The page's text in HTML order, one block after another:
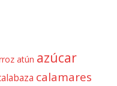
atún azúcar
calamares